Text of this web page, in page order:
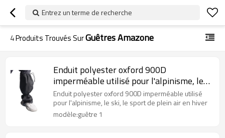
Entrez un terme de recherche
4Produits Trouvés SurGuêtres Amazone
Enduit polyester oxford 900D
imperméable utilisé pour l'alpinisme, le
ski, le sport de plein air en hiver
Enduit polyester oxford 900D imperméable utilisé
pour l'alpinisme, le ski, le sport de plein air en hiver
modèle:guêtre 1